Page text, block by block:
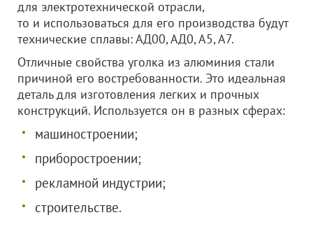
для электротехнической отрасли,
то и использоваться для его производства будут
технические сплавы: АД00, АД0, А5, А7.
Отличные свойства уголка из алюминия стали
причиной его востребованности. Это идеальная
деталь для изготовления легких и прочных
конструкций. Используется он в разных сферах:
машиностроении;
приборостроении;
рекламной индустрии;
строительстве.